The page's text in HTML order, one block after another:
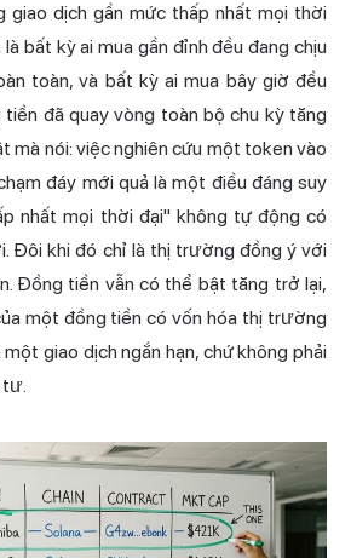
giao dịch gần mức thấp nhất mọi thời
bất kỳ ai mua gần đỉnh đều đang chịu
toàn, và bất kỳ ai mua bây giờ đều
đã quay vòng toàn bộ chu kỳ tăng
mà nói: việc nghiên cứu một token vào
đáy mới quả là một điều đáng suy
nhất mọi thời đại" không tự động có
Đôi khi đó chỉ là thị trường đồng ý với
Đồng tiền vẫn có thể bật tăng trở lại,
một đồng tiền có vốn hóa thị trường
giao dịch ngắn hạn, chứ không phải
tư.